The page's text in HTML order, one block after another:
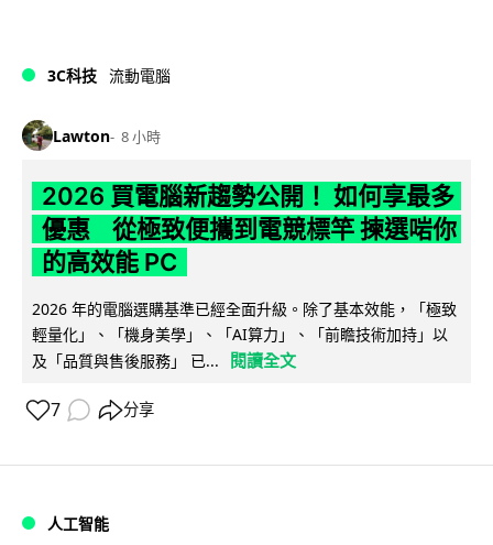
3C科技 流動電腦
Lawton 8 小時
2026 買電腦新趨勢公開！ 如何享最多
優惠 從極致便攜到電競標竿 揀選啱你
的高效能 PC
2026 年的電腦選購基準已經全面升級。除了基本效能，「極致
輕量化」、「機身美學」、「AI算力」、「前瞻技術加持」以
及「品質與售後服務」 已...
閱讀全文
7 分享
人工智能